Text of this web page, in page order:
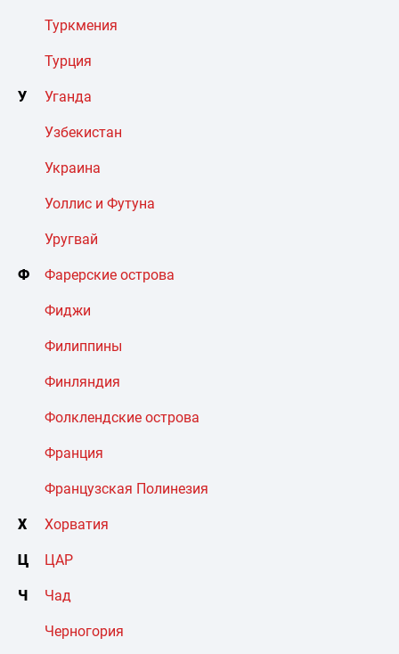
Туркмения
Турция
У Уганда
Узбекистан
Украина
Уоллис и Футуна
Уругвай
Ф Фарерские острова
Фиджи
Филиппины
Финляндия
Фолклендские острова
Франция
Французская Полинезия
Х Хорватия
Ц ЦАР
Ч Чад
Черногория